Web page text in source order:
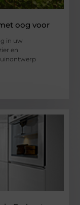
oog voor
in uw
en